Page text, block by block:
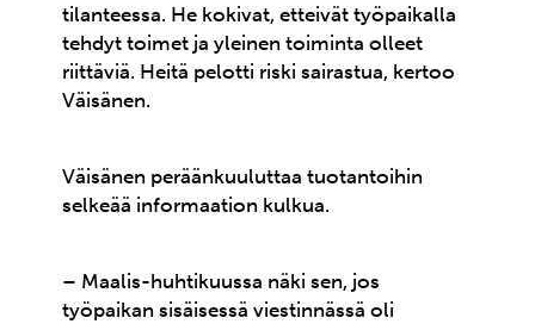
tilanteessa. He kokivat, etteivät työpaikalla
tehdyt toimet ja yleinen toiminta olleet
riittäviä. Heitä pelotti riski sairastua, kertoo
Väisänen.
Väisänen peräänkuuluttaa tuotantoihin
selkeää informaation kulkua.
– Maalis-huhtikuussa näki sen, jos
työpaikan sisäisessä viestinnässä oli